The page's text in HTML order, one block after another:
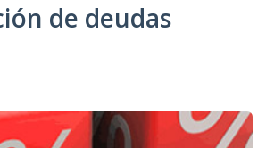
de deudas